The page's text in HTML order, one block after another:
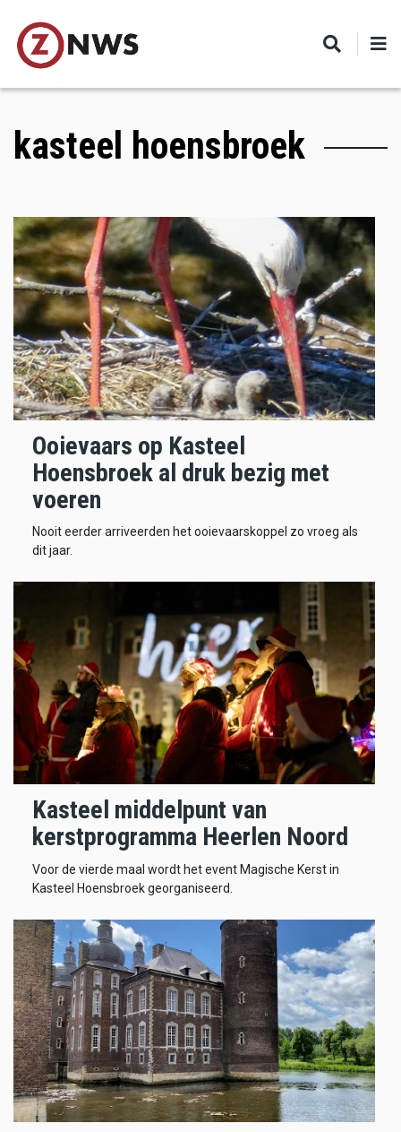
main
content
kasteel hoensbroek
Ooievaars op Kasteel
Hoensbroek al druk bezig met
voeren
Nooit eerder arriveerden het ooievaarskoppel zo vroeg als
dit jaar.
Kasteel middelpunt van
kerstprogramma Heerlen Noord
Voor de vierde maal wordt het event Magische Kerst in
Kasteel Hoensbroek georganiseerd.